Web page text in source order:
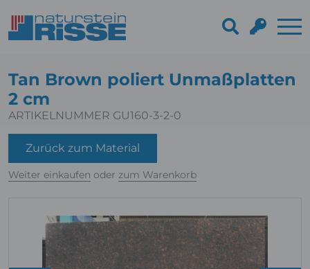
Tan Brown poliert Unmaßplatten
2 cm
ARTIKELNUMMER GU160-3-2-0
Zurück zum Material
Weiter einkaufen oder zum Warenkorb